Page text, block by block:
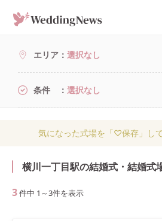
エリア 選択なし
条件 選択なし
気になった式場を「♡保存」し
横川一丁目駅の結婚式・結婚式
3件中 1 ～3件を表示